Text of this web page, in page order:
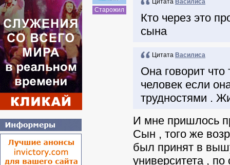
Старожил
Цитата Василиса
Кто через это
сына
Цитата Василиса
Она говорит
человек если
трудностями .
И мне пришлось
Сын , того же
был принят в
университета ,